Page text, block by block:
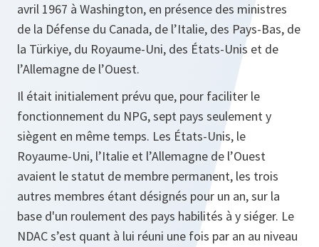
avril 1967 à Washington, en présence des ministres
de la Défense du Canada, de l’Italie, des Pays-Bas, de
la Türkiye, du Royaume-Uni, des États-Unis et de
l’Allemagne de l’Ouest.
Il était initialement prévu que, pour faciliter le
fonctionnement du NPG, sept pays seulement y
siègent en même temps. Les États-Unis, le
Royaume-Uni, l’Italie et l’Allemagne de l’Ouest
avaient le statut de membre permanent, les trois
autres membres étant désignés pour un an, sur la
base d'un roulement des pays habilités à y siéger. Le
NDAC s’est quant à lui réuni une fois par an au niveau